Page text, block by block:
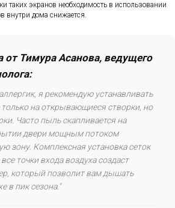
таких экранов необходимость в использовании
внутри дома снижается.
от Тимура Асанова, ведущего
я рекомендую устанавливать
на открывающиеся створки, но
Часто пыль скапливается на
двери мощным потоком
зону. Комплексная установка сеток
точки входа воздуха создаст
который позволит вам дышать
в пик сезона."